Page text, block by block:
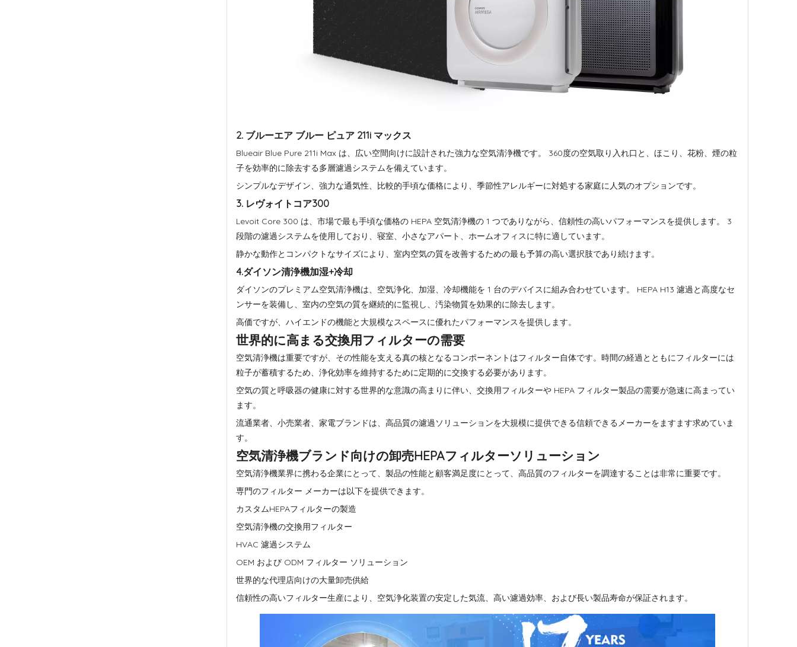
2. ブルーエア ブルー ピュア 211i マックス
Blueair Blue Pure 211i Max は、広い空間向けに設計された強力な空気清浄機です。 360度の空気取り入れ口と、ほこり、花粉、煙の粒
子を効率的に除去する多層濾過システムを備えています。
シンプルなデザイン、強力な通気性、比較的手頃な価格により、季節性アレルギーに対処する家庭に人気のオプションです。
3. レヴォイトコア300
Levoit Core 300 は、市場で最も手頃な価格の HEPA 空気清浄機の 1 つでありながら、信頼性の高いパフォーマンスを提供します。 3
段階の濾過システムを使用しており、寝室、小さなアパート、ホームオフィスに特に適しています。
静かな動作とコンパクトなサイズにより、室内空気の質を改善するための最も予算の高い選択肢であり続けます。
4.ダイソン清浄機加湿+冷却
ダイソンのプレミアム空気清浄機は、空気浄化、加湿、冷却機能を 1 台のデバイスに組み合わせています。 HEPA H13 濾過と高度なセ
ンサーを装備し、室内の空気の質を継続的に監視し、汚染物質を効果的に除去します。
高価ですが、ハイエンドの機能と大規模なスペースに優れたパフォーマンスを提供します。
世界的に高まる交換用フィルターの需要
空気清浄機は重要ですが、その性能を支える真の核となるコンポーネントはフィルター自体です。時間の経過とともにフィルターには
粒子が蓄積するため、浄化効率を維持するために定期的に交換する必要があります。
空気の質と呼吸器の健康に対する世界的な意識の高まりに伴い、交換用フィルターや HEPA フィルター製品の需要が急速に高まってい
ます。
流通業者、小売業者、家電ブランドは、高品質の濾過ソリューションを大規模に提供できる信頼できるメーカーをますます求めていま
す。
空気清浄機ブランド向けの卸売HEPAフィルターソリューション
空気清浄機業界に携わる企業にとって、製品の性能と顧客満足度にとって、高品質のフィルターを調達することは非常に重要です。
専門のフィルター メーカーは以下を提供できます。
カスタムHEPAフィルターの製造
空気清浄機の交換用フィルター
HVAC 濾過システム
OEM および ODM フィルター ソリューション
世界的な代理店向けの大量卸売供給
信頼性の高いフィルター生産により、空気浄化装置の安定した気流、高い濾過効率、および長い製品寿命が保証されます。